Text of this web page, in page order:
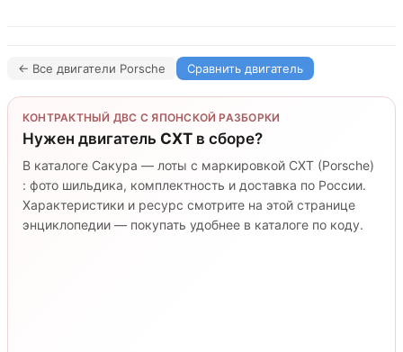
← Все двигатели Porsche Сравнить двигатель
КОНТРАКТНЫЙ ДВС С ЯПОНСКОЙ РАЗБОРКИ
Нужен двигатель CXT в сборе?
В каталоге Сакура — лоты с маркировкой CXT (Porsche)
: фото шильдика, комплектность и доставка по России.
Характеристики и ресурс смотрите на этой странице
энциклопедии — покупать удобнее в каталоге по коду.